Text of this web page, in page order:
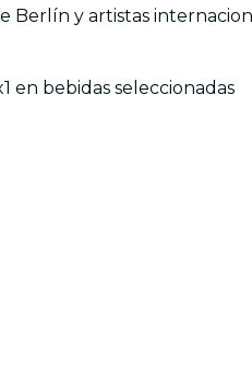
Berlín y artistas
en bebidas seleccionadas